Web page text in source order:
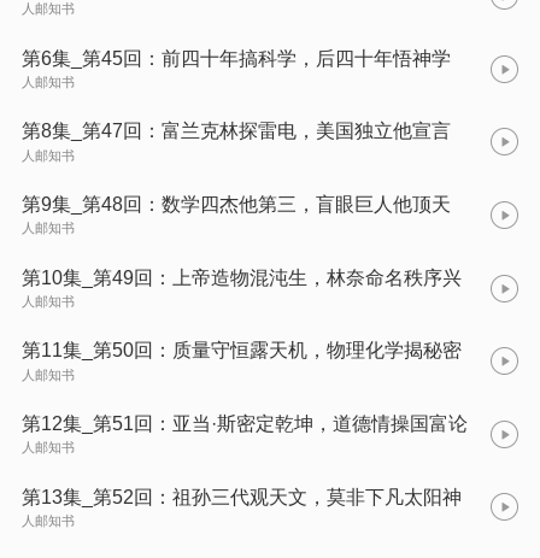
人邮知书
第6集_第45回：前四十年搞科学，后四十年悟神学
人邮知书
第8集_第47回：富兰克林探雷电，美国独立他宣言
人邮知书
第9集_第48回：数学四杰他第三，盲眼巨人他顶天
人邮知书
第10集_第49回：上帝造物混沌生，林奈命名秩序兴
人邮知书
第11集_第50回：质量守恒露天机，物理化学揭秘密
人邮知书
第12集_第51回：亚当·斯密定乾坤，道德情操国富论
人邮知书
第13集_第52回：祖孙三代观天文，莫非下凡太阳神
人邮知书